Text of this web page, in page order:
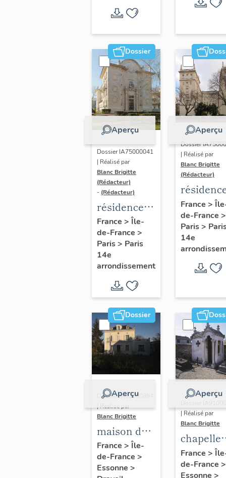
Dossier
Aperçu
Dossier IA75000041
| Réalisé par
Blanc Brigitte
(Rédacteur)
- (Rédacteur)
résidence
d'étudiants
dite
Fondation
Rosa Abreu
Grancher
(ex-Maison
de Cuba)
France > Île-
de-France >
Paris> Paris
14e
arrondissement
Aperçu
Dossier
| Réalisé par
Blanc Brigitte
(Rédacteur)
dite
France >
de-France >
Paris>
14e
Dossier
Aperçu
Dossier IA91000894
| Réalisé par
Blanc Brigitte
maison de
notable, 56
avenue de
Bellevue
France > Île-
de-France >
Essonne >
Aperçu
| Réalisé par
Blanc Brigitte
chapelle
funéraire
de la
France >
de-France >
Essonne >